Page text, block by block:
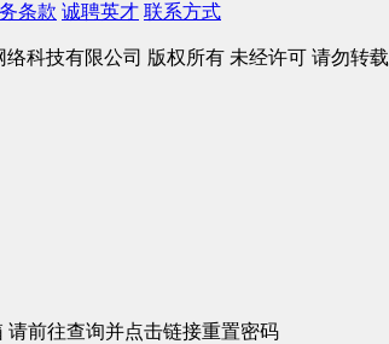
条款 诚聘英才 联系方式
络科技有限公司 版权所有 未经许可 请勿转载
前往查询并点击链接重置密码